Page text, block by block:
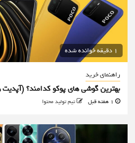
1 دقیقه خوانده شده
راهنمای خرید
بهترین گوشی های پوکو کدامند؟ (آپدیت ۱۴۰۵)
تیم تولید محتوا